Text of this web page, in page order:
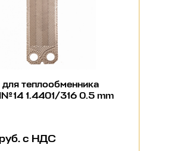
теплообменника
1.4401/316 0.5 mm
с НДС